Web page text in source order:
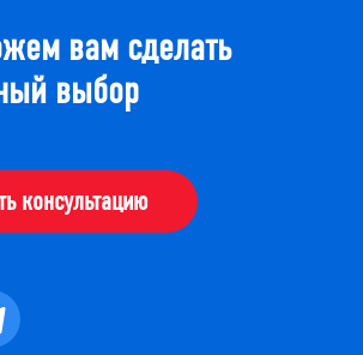
вам сделать
выбор
консультацию